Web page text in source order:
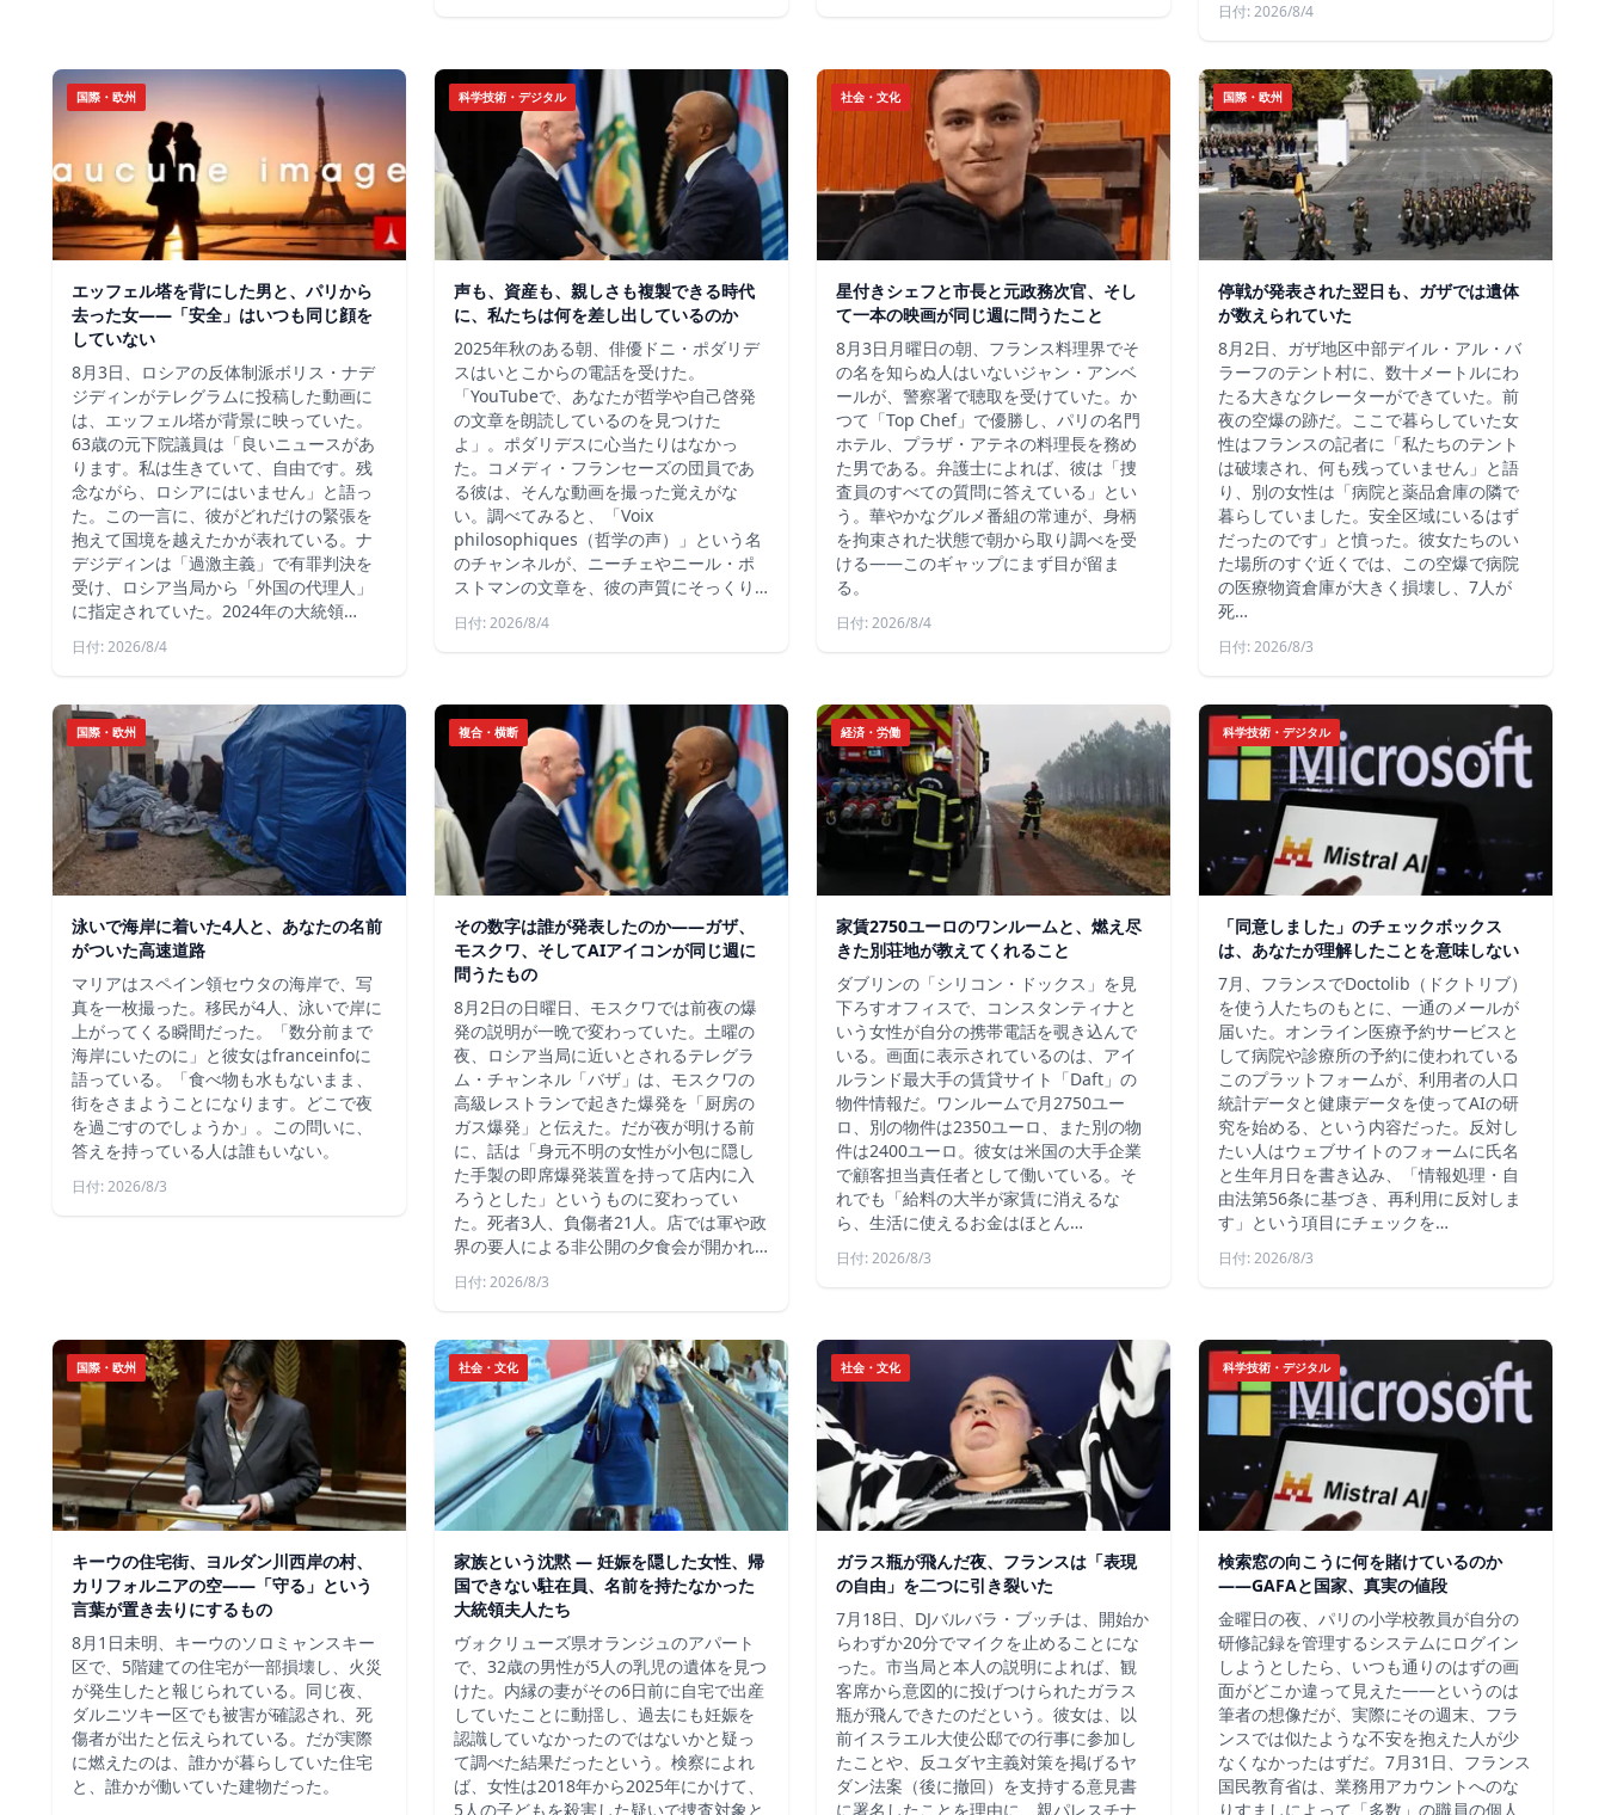
日付: 2026/8/4
国際・欧州
エッフェル塔を背にした男と、パリから
去った女——「安全」はいつも同じ顔を
していない
8月3日、ロシアの反体制派ボリス・ナデ
ジディンがテレグラムに投稿した動画に
は、エッフェル塔が背景に映っていた。
63歳の元下院議員は「良いニュースがあ
ります。私は生きていて、自由です。残
念ながら、ロシアにはいません」と語っ
た。この一言に、彼がどれだけの緊張を
抱えて国境を越えたかが表れている。ナ
デジディンは「過激主義」で有罪判決を
受け、ロシア当局から「外国の代理人」
に指定されていた。2024年の大統領…
日付: 2026/8/4
科学技術・デジタル
声も、資産も、親しさも複製できる時代
に、私たちは何を差し出しているのか
2025年秋のある朝、俳優ドニ・ポダリデ
スはいとこからの電話を受けた。
「YouTubeで、あなたが哲学や自己啓発
の文章を朗読しているのを見つけた
よ」。ポダリデスに心当たりはなかっ
た。コメディ・フランセーズの団員であ
る彼は、そんな動画を撮った覚えがな
い。調べてみると、「Voix
philosophiques（哲学の声）」という名
のチャンネルが、ニーチェやニール・ポ
ストマンの文章を、彼の声質にそっくり…
日付: 2026/8/4
社会・文化
星付きシェフと市長と元政務次官、そし
て一本の映画が同じ週に問うたこと
8月3日月曜日の朝、フランス料理界でそ
の名を知らぬ人はいないジャン・アンベ
ールが、警察署で聴取を受けていた。か
つて「Top Chef」で優勝し、パリの名門
ホテル、プラザ・アテネの料理長を務め
た男である。弁護士によれば、彼は「捜
査員のすべての質問に答えている」とい
う。華やかなグルメ番組の常連が、身柄
を拘束された状態で朝から取り調べを受
ける――このギャップにまず目が留ま
る。
日付: 2026/8/4
国際・欧州
停戦が発表された翌日も、ガザでは遺体
が数えられていた
8月2日、ガザ地区中部デイル・アル・バ
ラーフのテント村に、数十メートルにわ
たる大きなクレーターができていた。前
夜の空爆の跡だ。ここで暮らしていた女
性はフランスの記者に「私たちのテント
は破壊され、何も残っていません」と語
り、別の女性は「病院と薬品倉庫の隣で
暮らしていました。安全区域にいるはず
だったのです」と憤った。彼女たちのい
た場所のすぐ近くでは、この空爆で病院
の医療物資倉庫が大きく損壊し、7人が
死…
日付: 2026/8/3
国際・欧州
泳いで海岸に着いた4人と、あなたの名前
がついた高速道路
マリアはスペイン領セウタの海岸で、写
真を一枚撮った。移民が4人、泳いで岸に
上がってくる瞬間だった。「数分前まで
海岸にいたのに」と彼女はfranceinfoに
語っている。「食べ物も水もないまま、
街をさまようことになります。どこで夜
を過ごすのでしょうか」。この問いに、
答えを持っている人は誰もいない。
日付: 2026/8/3
複合・横断
その数字は誰が発表したのか——ガザ、
モスクワ、そしてAIアイコンが同じ週に
問うたもの
8月2日の日曜日、モスクワでは前夜の爆
発の説明が一晩で変わっていた。土曜の
夜、ロシア当局に近いとされるテレグラ
ム・チャンネル「バザ」は、モスクワの
高級レストランで起きた爆発を「厨房の
ガス爆発」と伝えた。だが夜が明ける前
に、話は「身元不明の女性が小包に隠し
た手製の即席爆発装置を持って店内に入
ろうとした」というものに変わってい
た。死者3人、負傷者21人。店では軍や政
界の要人による非公開の夕食会が開かれ…
日付: 2026/8/3
経済・労働
家賃2750ユーロのワンルームと、燃え尽
きた別荘地が教えてくれること
ダブリンの「シリコン・ドックス」を見
下ろすオフィスで、コンスタンティナと
いう女性が自分の携帯電話を覗き込んで
いる。画面に表示されているのは、アイ
ルランド最大手の賃貸サイト「Daft」の
物件情報だ。ワンルームで月2750ユー
ロ、別の物件は2350ユーロ、また別の物
件は2400ユーロ。彼女は米国の大手企業
で顧客担当責任者として働いている。そ
れでも「給料の大半が家賃に消えるな
ら、生活に使えるお金はほとん…
日付: 2026/8/3
科学技術・デジタル
「同意しました」のチェックボックス
は、あなたが理解したことを意味しない
7月、フランスでDoctolib（ドクトリブ）
を使う人たちのもとに、一通のメールが
届いた。オンライン医療予約サービスと
して病院や診療所の予約に使われている
このプラットフォームが、利用者の人口
統計データと健康データを使ってAIの研
究を始める、という内容だった。反対し
たい人はウェブサイトのフォームに氏名
と生年月日を書き込み、「情報処理・自
由法第56条に基づき、再利用に反対しま
す」という項目にチェックを…
日付: 2026/8/3
国際・欧州
キーウの住宅街、ヨルダン川西岸の村、
カリフォルニアの空——「守る」という
言葉が置き去りにするもの
8月1日未明、キーウのソロミャンスキー
区で、5階建ての住宅が一部損壊し、火災
が発生したと報じられている。同じ夜、
ダルニツキー区でも被害が確認され、死
傷者が出たと伝えられている。だが実際
に燃えたのは、誰かが暮らしていた住宅
と、誰かが働いていた建物だった。
社会・文化
家族という沈黙 ― 妊娠を隠した女性、帰
国できない駐在員、名前を持たなかった
大統領夫人たち
ヴォクリューズ県オランジュのアパート
で、32歳の男性が5人の乳児の遺体を見つ
けた。内縁の妻がその6日前に自宅で出産
していたことに動揺し、過去にも妊娠を
認識していなかったのではないかと疑っ
て調べた結果だったという。検察によれ
ば、女性は2018年から2025年にかけて、
5人の子どもを殺害した疑いで捜査対象と
社会・文化
ガラス瓶が飛んだ夜、フランスは「表現
の自由」を二つに引き裂いた
7月18日、DJバルバラ・ブッチは、開始か
らわずか20分でマイクを止めることにな
った。市当局と本人の説明によれば、観
客席から意図的に投げつけられたガラス
瓶が飛んできたのだという。彼女は、以
前イスラエル大使公邸での行事に参加し
たことや、反ユダヤ主義対策を掲げるヤ
ダン法案（後に撤回）を支持する意見書
に署名したことを理由に、親パレスチナ
科学技術・デジタル
検索窓の向こうに何を賭けているのか
——GAFAと国家、真実の値段
金曜日の夜、パリの小学校教員が自分の
研修記録を管理するシステムにログイン
しようとしたら、いつも通りのはずの画
面がどこか違って見えた——というのは
筆者の想像だが、実際にその週末、フラ
ンスでは似たような不安を抱えた人が少
なくなかったはずだ。7月31日、フランス
国民教育省は、業務用アカウントへのな
りすましによって「多数」の職員の個人